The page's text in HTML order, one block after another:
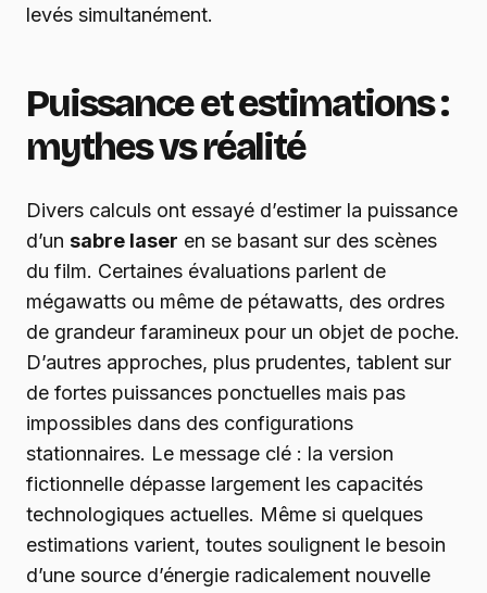
levés simultanément.
Puissance et estimations :
mythes vs réalité
Divers calculs ont essayé d’estimer la puissance
d’un sabre laser en se basant sur des scènes
du film. Certaines évaluations parlent de
mégawatts ou même de pétawatts, des ordres
de grandeur faramineux pour un objet de poche.
D’autres approches, plus prudentes, tablent sur
de fortes puissances ponctuelles mais pas
impossibles dans des configurations
stationnaires. Le message clé : la version
fictionnelle dépasse largement les capacités
technologiques actuelles. Même si quelques
estimations varient, toutes soulignent le besoin
d’une source d’énergie radicalement nouvelle